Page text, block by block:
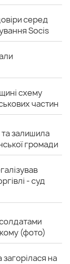
серед
Socis
схему
частин
залишила
громади
- суд
(фото)
на